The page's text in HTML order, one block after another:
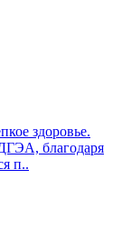
здоровье.
благодаря
п..